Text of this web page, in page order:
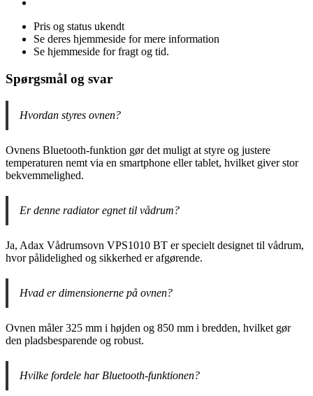
Pris og status ukendt
Se deres hjemmeside for mere information
Se hjemmeside for fragt og tid.
Spørgsmål og svar
Hvordan styres ovnen?
Ovnens Bluetooth-funktion gør det muligt at styre og justere
temperaturen nemt via en smartphone eller tablet, hvilket giver stor
bekvemmelighed.
Er denne radiator egnet til vådrum?
Ja, Adax Vådrumsovn VPS1010 BT er specielt designet til vådrum,
hvor pålidelighed og sikkerhed er afgørende.
Hvad er dimensionerne på ovnen?
Ovnen måler 325 mm i højden og 850 mm i bredden, hvilket gør
den pladsbesparende og robust.
Hvilke fordele har Bluetooth-funktionen?